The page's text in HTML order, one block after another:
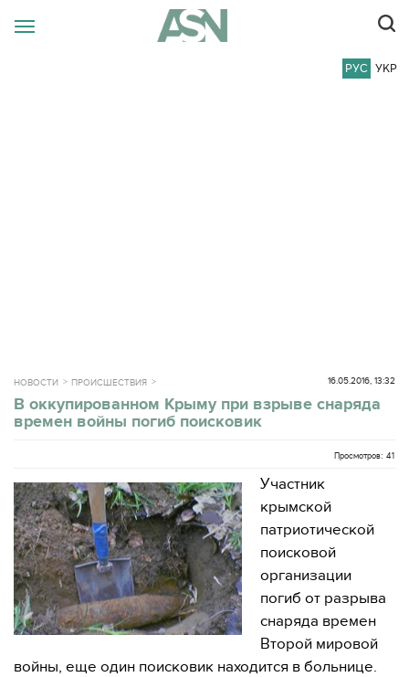
РУС УКР
НОВОСТИ ПРОИСШЕСТВИЯ 16.05.2016, 13:32
В оккупированном Крыму при взрыве снаряда
времен войны погиб поисковик
Просмотров: 41
Участник
крымской
патриотической
поисковой
организации
погиб от разрыва
снаряда времен
Второй мировой
войны, еще один поисковик находится в больнице.